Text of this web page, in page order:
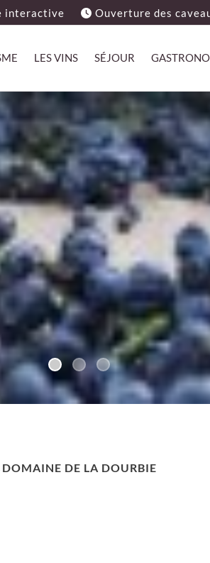
DOMAINE DE LA DOURBIE
interactive Ouverture des
LES VINS SÉJOUR